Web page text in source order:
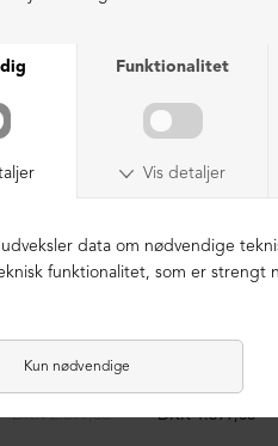
DKK 1.599,00
DKK 2.699,00